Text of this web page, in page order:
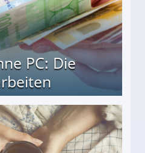
PC: Die